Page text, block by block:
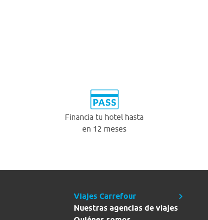
Financia tu hotel hasta
en 12 meses
Viajes Carrefour
Nuestras agencias de viajes